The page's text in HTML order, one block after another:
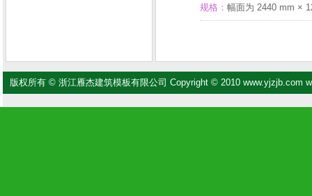
规格： 幅面为 2440 mm ×
版权所有 © 浙江雁杰建筑模板有限公司 Copyright © 2010 www.yjzjb.com